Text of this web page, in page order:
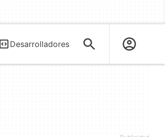
Desarrolladores